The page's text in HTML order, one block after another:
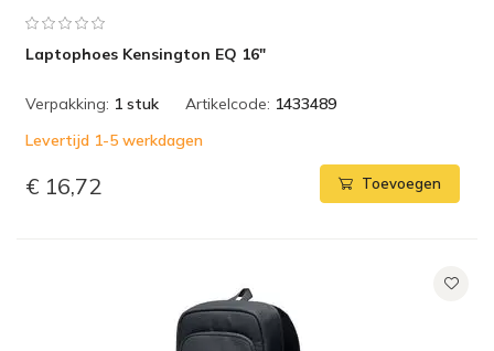
Laptophoes Kensington EQ 16"
Verpakking: 1 stuk Artikelcode: 1433489
Levertijd 1-5 werkdagen
€ 16,72 Toevoegen